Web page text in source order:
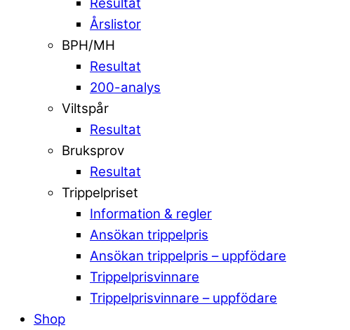
Årslistor
BPH/MH
Resultat
200-analys
Viltspår
Resultat
Bruksprov
Resultat
Trippelpriset
Information & regler
Ansökan trippelpris
Ansökan trippelpris – uppfödare
Trippelprisvinnare
Trippelprisvinnare – uppfödare
Shop